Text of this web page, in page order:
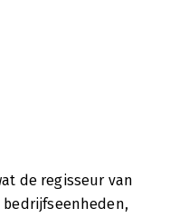
de regisseur van